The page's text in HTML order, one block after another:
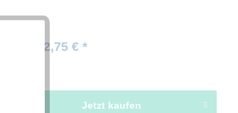
ab 2,75 € *
Jetzt kaufen